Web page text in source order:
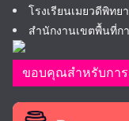
โรงเรียนเมยวดีพิทย
สำนักงานเขตพื้นที่ก
ขอบคุณสำหรับกา